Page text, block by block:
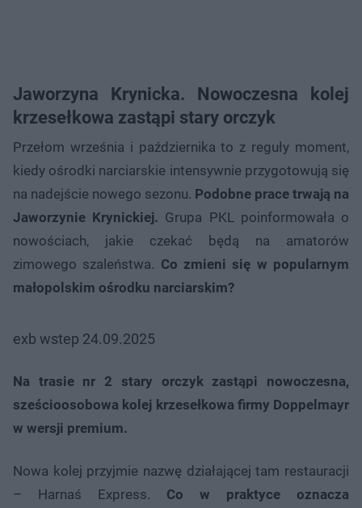
Jaworzyna Krynicka. Nowoczesna kolej
krzesełkowa zastąpi stary orczyk
Przełom września i października to z reguły moment,
kiedy ośrodki narciarskie intensywnie przygotowują się
na nadejście nowego sezonu. Podobne prace trwają na
Jaworzynie Krynickiej. Grupa PKL poinformowała o
nowościach, jakie czekać będą na amatorów
zimowego szaleństwa. Co zmieni się w popularnym
małopolskim ośrodku narciarskim?
exb wstep 24.09.2025
Na trasie nr 2 stary orczyk zastąpi nowoczesna,
sześcioosobowa kolej krzesełkowa firmy Doppelmayr
w wersji premium.
Nowa kolej przyjmie nazwę działającej tam restauracji
– Harnaś Express. Co w praktyce oznacza